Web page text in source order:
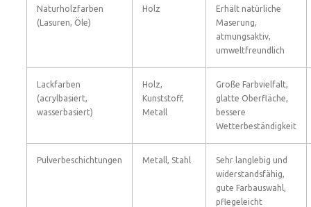
Naturholzfarben
(Lasuren, Öle)
Holz
Erhält natürliche
Maserung,
atmungsaktiv,
umweltfreundlich
Lackfarben
(acrylbasiert,
wasserbasiert)
Holz,
Kunststoff,
Metall
Große Farbvielfalt,
glatte Oberfläche,
bessere
Wetterbeständigkeit
Pulverbeschichtungen Metall, Stahl
Sehr langlebig und
widerstandsfähig,
gute Farbauswahl,
pflegeleicht